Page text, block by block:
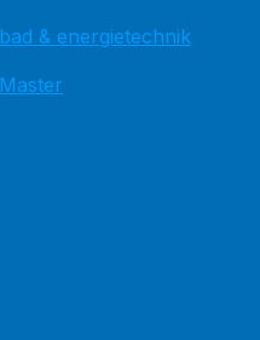
bad & energietechnik
Master